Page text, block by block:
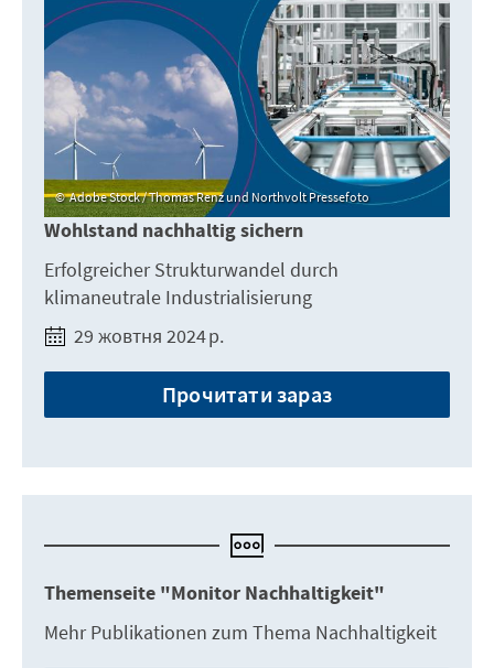
Adobe Stock / Thomas Renz und Northvolt Pressefoto
Wohlstand nachhaltig sichern
Erfolgreicher Strukturwandel durch
klimaneutrale Industrialisierung
29 жовтня 2024 р.
Прочитати зараз
Themenseite "Monitor Nachhaltigkeit"
Mehr Publikationen zum Thema Nachhaltigkeit